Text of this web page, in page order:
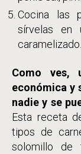
Cocina las
sírvelas en
caramelizado.
Como ves,
económica y
nadie y se
Esta receta
tipos de
solomillo de